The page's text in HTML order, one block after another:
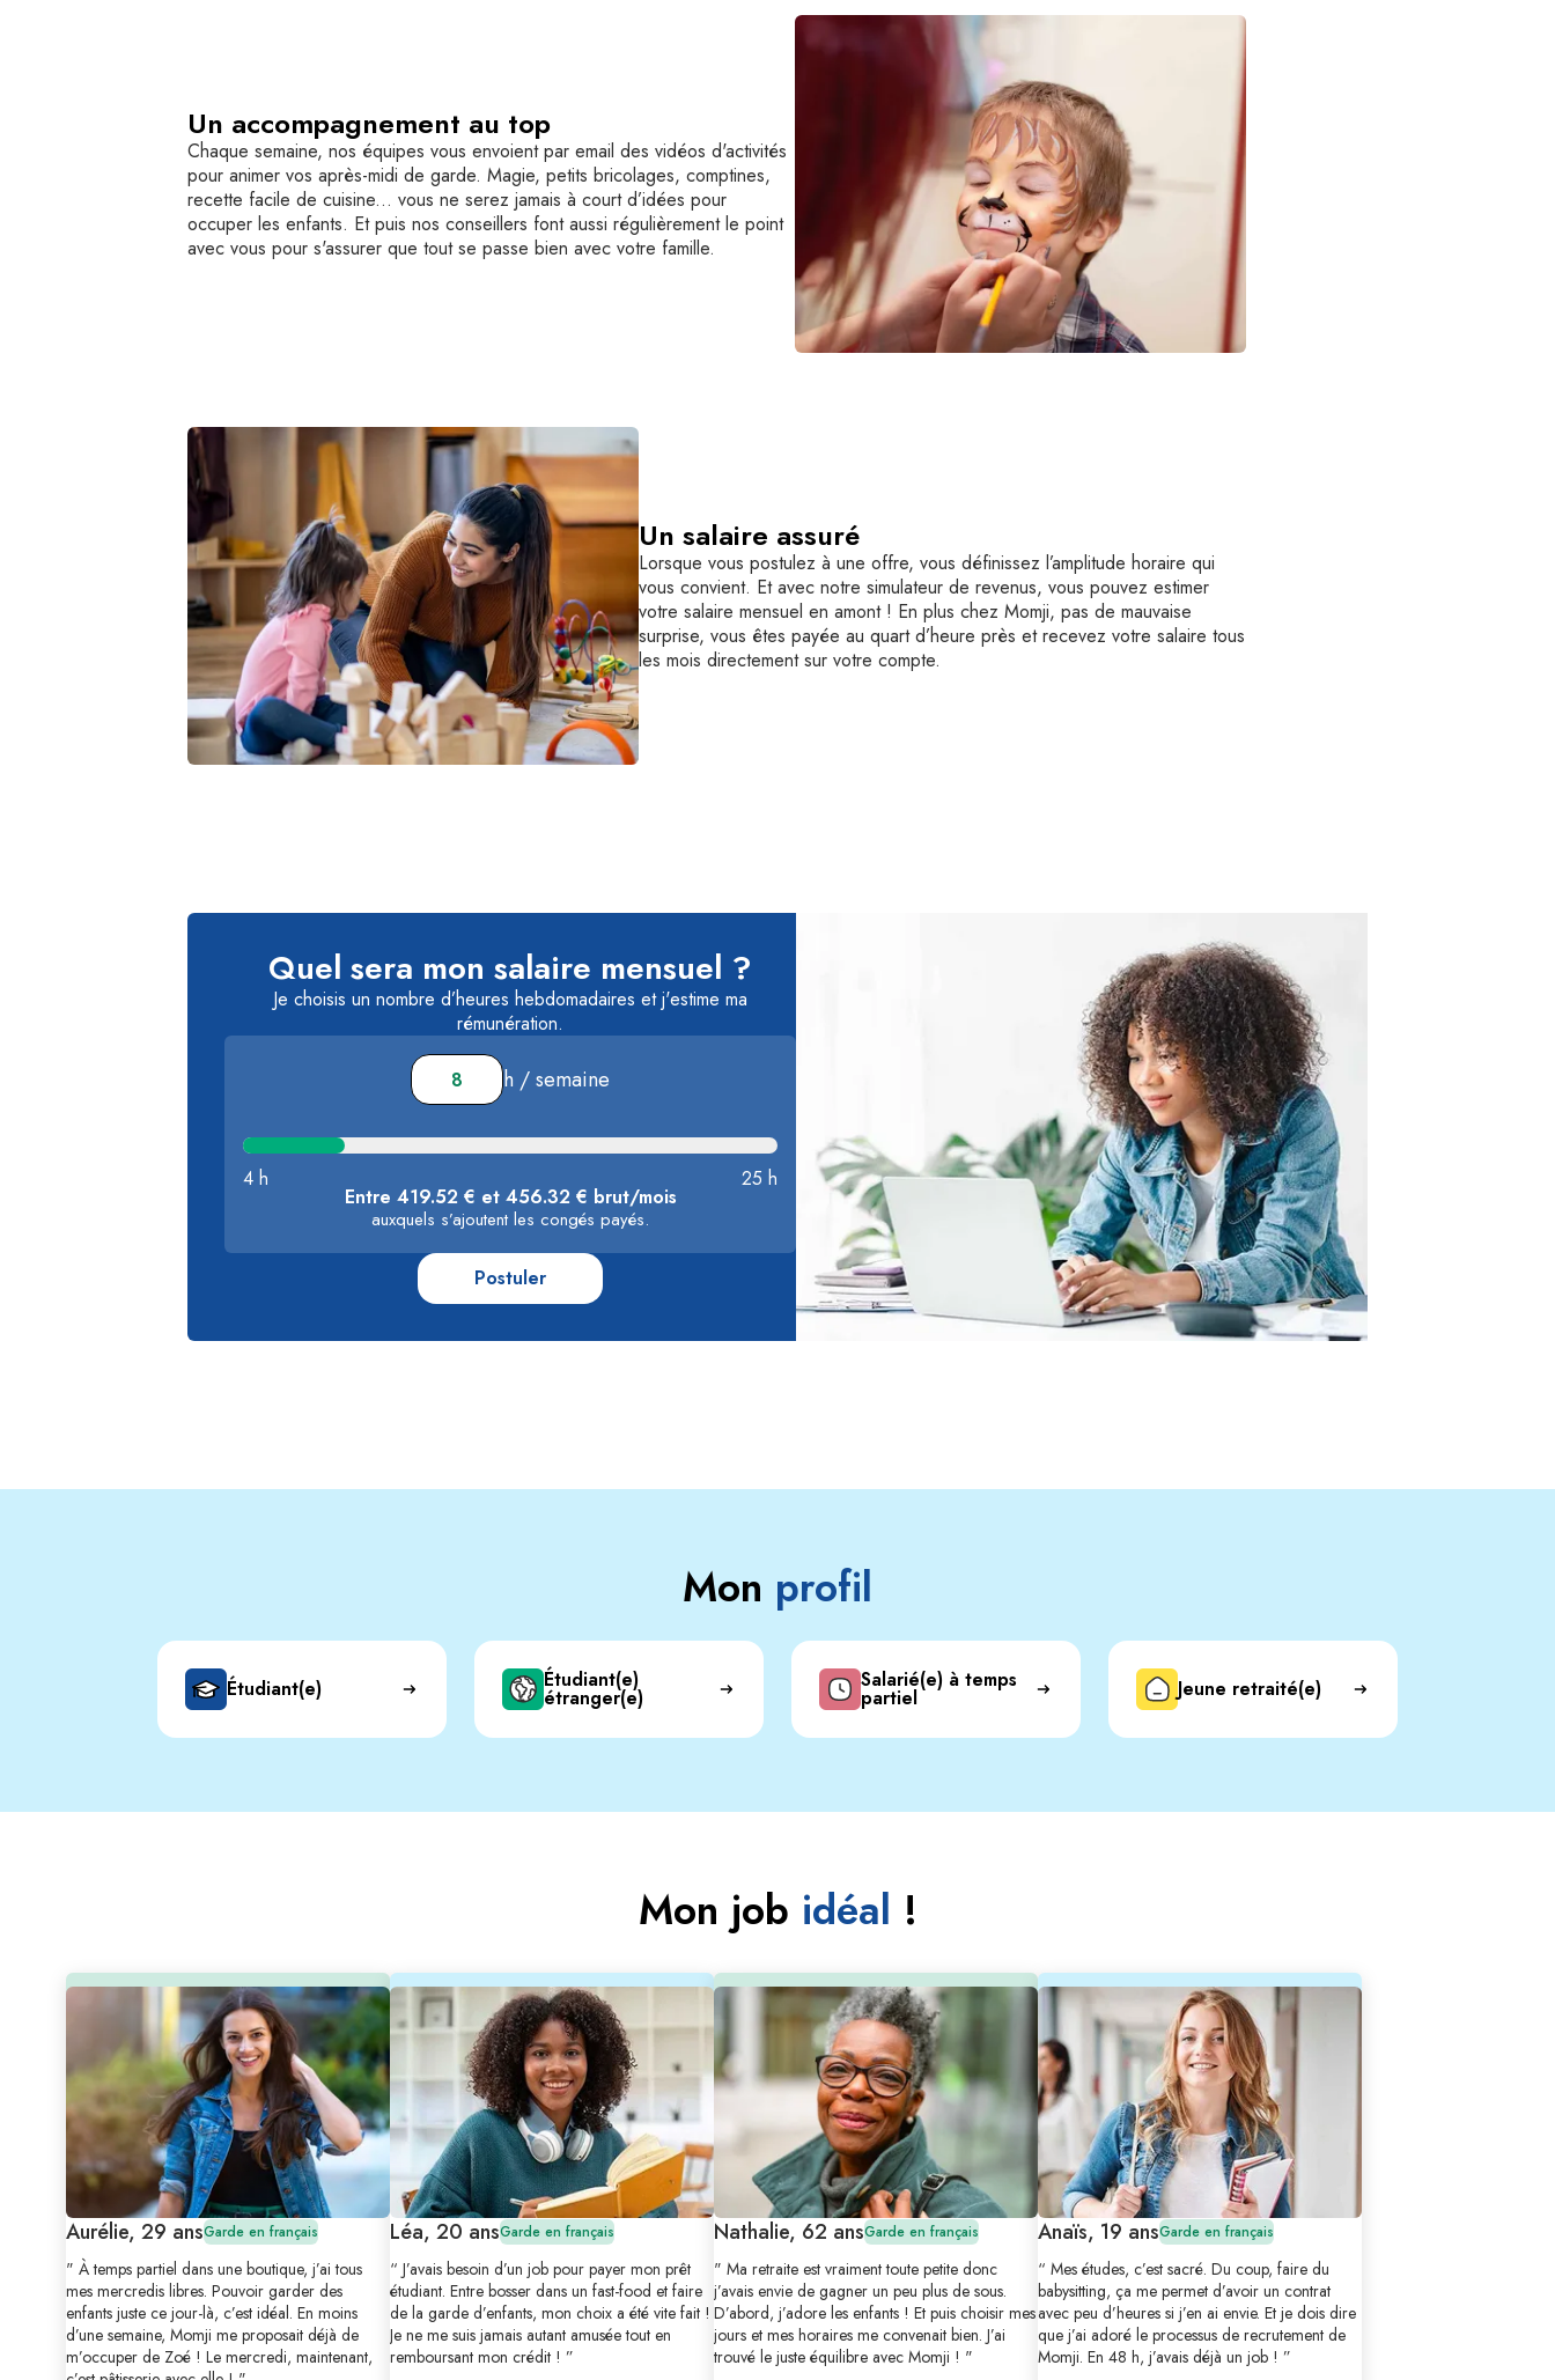
Un accompagnement au top
Chaque semaine, nos équipes vous envoient par email des vidéos d'activités
pour animer vos après-midi de garde. Magie, petits bricolages, comptines,
recette facile de cuisine... vous ne serez jamais à court d’idées pour
occuper les enfants. Et puis nos conseillers font aussi régulièrement le point
avec vous pour s'assurer que tout se passe bien avec votre famille.
Un salaire assuré
Lorsque vous postulez à une offre, vous définissez l’amplitude horaire qui
vous convient. Et avec notre simulateur de revenus, vous pouvez estimer
votre salaire mensuel en amont ! En plus chez Momji, pas de mauvaise
surprise, vous êtes payée au quart d’heure près et recevez votre salaire tous
les mois directement sur votre compte.
Quel sera mon salaire mensuel ?
Je choisis un nombre d’heures hebdomadaires et j'estime ma
rémunération.
h / semaine
4 h 25 h
Entre 419.52 € et 456.32 € brut/mois
auxquels s’ajoutent les congés payés.
Postuler
Mon profil
Étudiant(e) Étudiant(e)
étranger(e)
Salarié(e) à temps
partiel Jeune retraité(e)
Mon job idéal !
Aurélie, 29 ansGarde en français
" À temps partiel dans une boutique, j’ai tous
mes mercredis libres. Pouvoir garder des
enfants juste ce jour-là, c’est idéal. En moins
d’une semaine, Momji me proposait déjà de
m’occuper de Zoé ! Le mercredi, maintenant,
Léa, 20 ansGarde en français
“ J’avais besoin d’un job pour payer mon prêt
étudiant. Entre bosser dans un fast-food et faire
de la garde d’enfants, mon choix a été vite fait !
Je ne me suis jamais autant amusée tout en
remboursant mon crédit ! ”
Nathalie, 62 ansGarde en français
" Ma retraite est vraiment toute petite donc
j’avais envie de gagner un peu plus de sous.
D’abord, j’adore les enfants ! Et puis choisir mes
jours et mes horaires me convenait bien. J’ai
trouvé le juste équilibre avec Momji ! "
Anaïs, 19 ansGarde en français
“ Mes études, c’est sacré. Du coup, faire du
babysitting, ça me permet d’avoir un contrat
avec peu d’heures si j’en ai envie. Et je dois dire
que j’ai adoré le processus de recrutement de
Momji. En 48 h, j’avais déjà un job ! ”